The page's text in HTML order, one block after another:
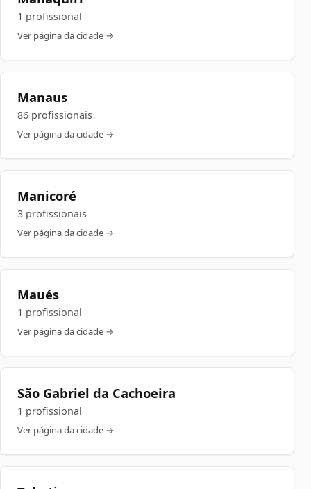
1 profissional
Ver página da cidade →
Manaus
86 profissionais
Ver página da cidade →
Manicoré
3 profissionais
Ver página da cidade →
Maués
1 profissional
Ver página da cidade →
São Gabriel da Cachoeira
1 profissional
Ver página da cidade →